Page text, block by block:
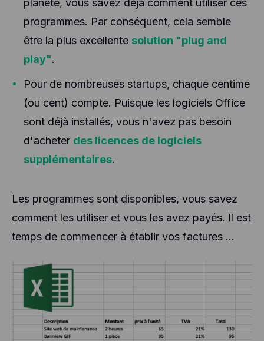
planète, vous savez déjà comment utiliser ces
programmes. Par conséquent, cela semble
être la plus excellente solution "plug and
play".
Pour de nombreuses startups, chaque centime
(ou cent) compte. Puisque les logiciels Office
sont déjà installés, vous n'avez pas besoin
d'acheter des licences de logiciels
supplémentaires.
Les programmes sont disponibles, vous savez
comment les utiliser et vous les avez payés. Il est
temps de commencer à établir vos factures ...